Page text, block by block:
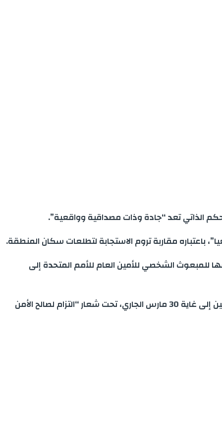
الذاتي تعد “جادة وذات مصداقية وواقعية”.
باعتباره مقاربة تروم الاستجابة لتطلعات سكان المنطقة.
للمبعوث الشخصي للأمين العام للأمم المتحدة إلى
وأعلنت الدبلوماسية الأمريكية أن كاتب الدولة الأمريكي، أنطوني بلينكين، يقوم بزيارة رسمية إلى المغرب ابتداء من اليوم الاثنين إلى غاية 30 مارس الجاري، تحت شعار “التزام لصالح الأمن